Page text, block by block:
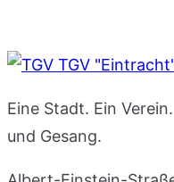
TGV
Eine Stadt. Ein
und Gesang.